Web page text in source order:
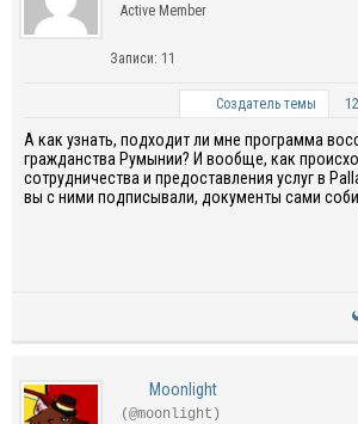
Active Member
Записи: 11
Создатель темы
А как узнать, подходит ли мне программа
гражданства Румынии? И вообще, как
сотрудничества и предоставления услуг в
вы с ними подписывали, документы сами
Moonlight
(@moonlight)